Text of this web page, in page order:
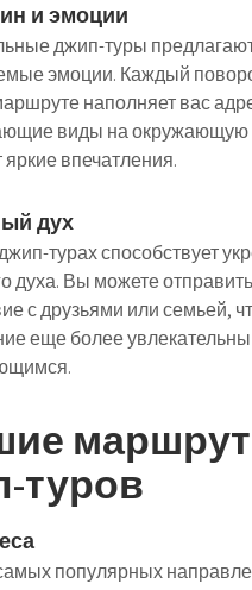
и эмоции
джип-туры
эмоции. Каждый
наполняет вас
виды на окружающую
впечатления.
дух
турах способствует
духа. Вы можете
с друзьями или семьей,
еще более
туров
популярных